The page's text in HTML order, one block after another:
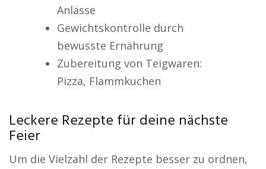
Anlässe
Gewichtskontrolle durch
bewusste Ernährung
Zubereitung von Teigwaren:
Pizza, Flammkuchen
Leckere Rezepte für deine nächste
Feier
Um die Vielzahl der Rezepte besser zu ordnen,